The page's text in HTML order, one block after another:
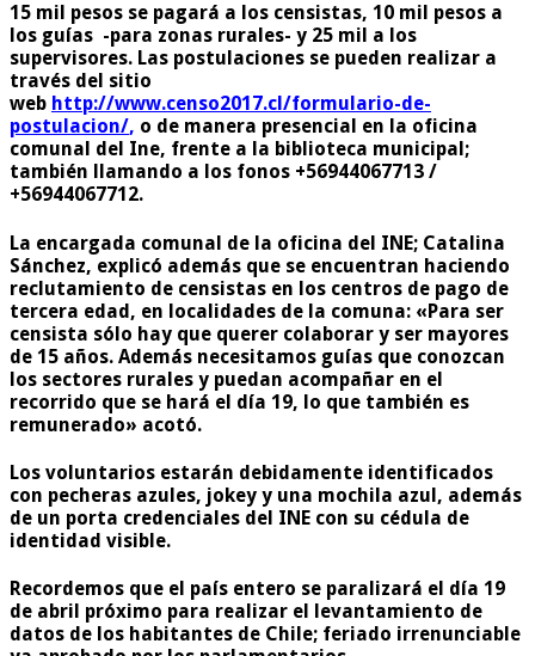
15 mil pesos se pagará a los censistas, 10 mil pesos a
los guías -para zonas rurales- y 25 mil a los
supervisores. Las postulaciones se pueden realizar a
través del sitio
web http://www.censo2017.cl/formulario-de-
postulacion/, o de manera presencial en la oficina
comunal del Ine, frente a la biblioteca municipal;
también llamando a los fonos +56944067713 /
+56944067712.
La encargada comunal de la oficina del INE; Catalina
Sánchez, explicó además que se encuentran haciendo
reclutamiento de censistas en los centros de pago de
tercera edad, en localidades de la comuna: «Para ser
censista sólo hay que querer colaborar y ser mayores
de 15 años. Además necesitamos guías que conozcan
los sectores rurales y puedan acompañar en el
recorrido que se hará el día 19, lo que también es
remunerado» acotó.
Los voluntarios estarán debidamente identificados
con pecheras azules, jokey y una mochila azul, además
de un porta credenciales del INE con su cédula de
identidad visible.
Recordemos que el país entero se paralizará el día 19
de abril próximo para realizar el levantamiento de
datos de los habitantes de Chile; feriado irrenunciable